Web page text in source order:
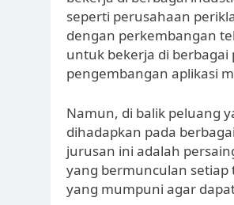
seperti perusahaan
dengan perkembangan
untuk bekerja di
pengembangan aplikasi
Namun, di balik peluang
dihadapkan pada
jurusan ini adalah
yang bermunculan
yang mumpuni agar